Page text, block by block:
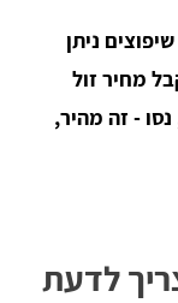
ניתן
מחיר זול
- זה מהיר,
לדעת